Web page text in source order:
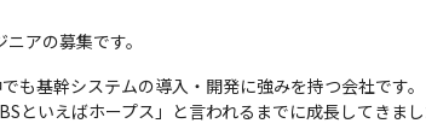
アの募集です。
も基幹システムの導入・開発に強みを持つ会社です。
といえばホープス」​と言われるまでに成長してきまし